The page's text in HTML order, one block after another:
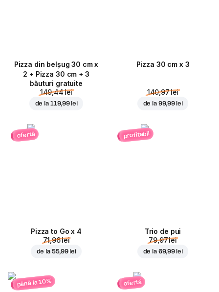
Pizza din belșug 30 cm x
2 + Pizza 30 cm + 3
băuturi gratuite
149,44 lei
de la 119,99 lei
Pizza 30 cm x 3
140,97 lei
de la 99,99 lei
ofertă
Pizza to Go x 4
71,96 lei
de la 55,99 lei
profitabil
Trio de pui
79,97 lei
de la 69,99 lei
până la 10% ofertă